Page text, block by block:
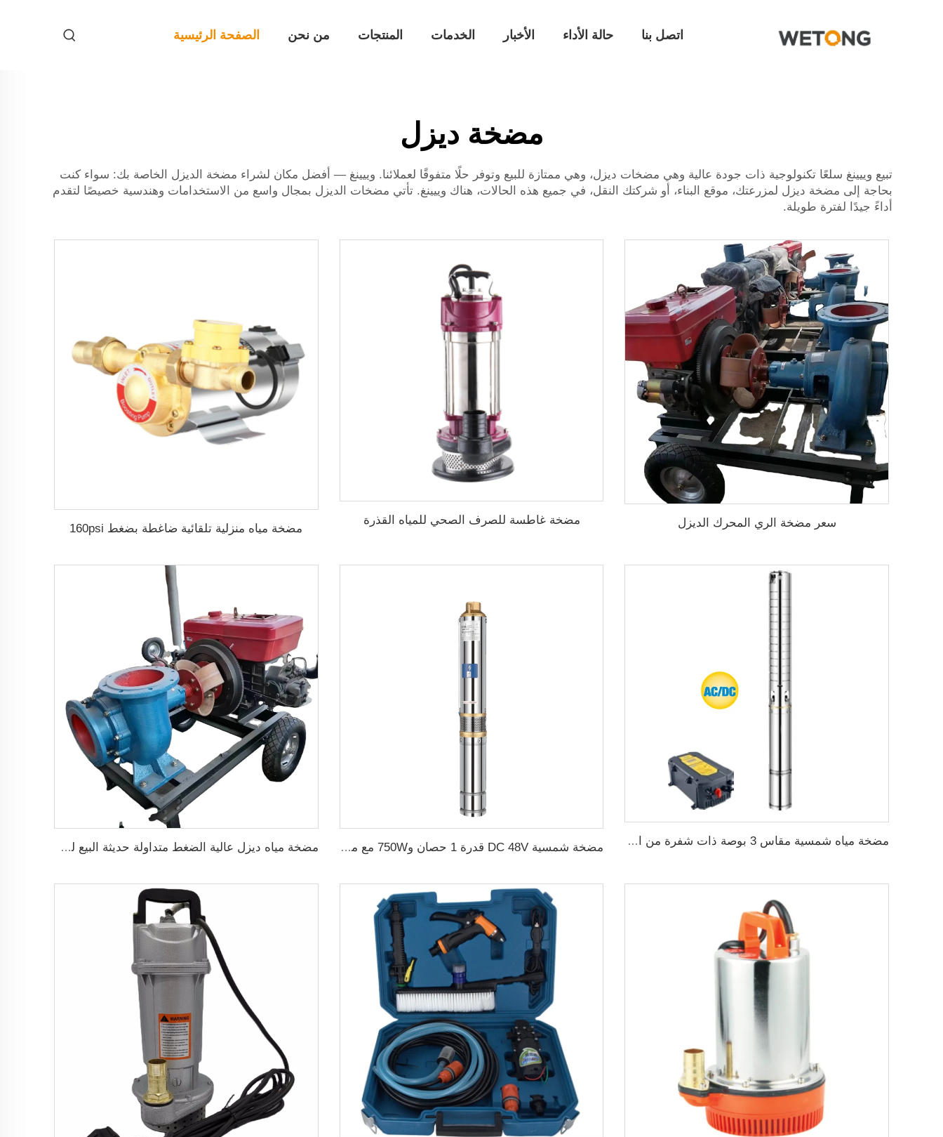
الصفحة الرئيسية من نحن المنتجات الخدمات الأخبار حالة الأداء اتصل بنا
مضخة ديزل
تبيع وييينغ سلعًا تكنولوجية ذات جودة عالية وهي مضخات ديزل، وهي ممتازة للبيع وتوفر حلًا متفوقًا لعملائنا. وييينغ — أفضل مكان لشراء مضخة الديزل الخاصة بك: سواء كنت
بحاجة إلى مضخة ديزل لمزرعتك، موقع البناء، أو شركتك النقل، في جميع هذه الحالات، هناك وييينغ. تأتي مضخات الديزل بمجال واسع من الاستخدامات وهندسية خصيصًا لتقدم
أداءً جيدًا لفترة طويلة.
سعر مضخة الري المحرك الديزل مضخة غاطسة للصرف الصحي للمياه القذرة
مضخة مياه منزلية تلقائية ضاغطة بضغط 160psi
مضخة مياه شمسية مقاس 3 بوصة ذات شفرة من الفولاذ المقاوم للصدأ لري الزراعة
مضخة شمسية DC 48V قدرة 1 حصان و750W مع منظم MPPT لري الزراعة مضخة مياه ديزل عالية الضغط متداولة حديثة البيع لري الزراعة